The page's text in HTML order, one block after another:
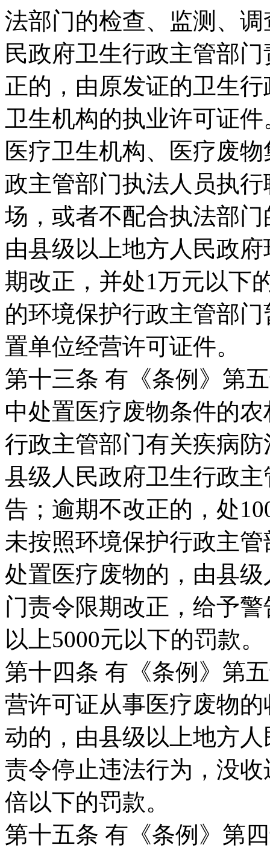
法部门的检查、监测、
民政府卫生行政主管部
正的，由原发证的卫生
卫生机构的执业许可证件
医疗卫生机构、医疗废
政主管部门执法人员执
场，或者不配合执法部
由县级以上地方人民政
期改正，并处1万元以下
的环境保护行政主管部
置单位经营许可证件。
第十三条 有《条例》第
中处置医疗废物条件的
行政主管部门有关疾病
县级人民政府卫生行政
告；逾期不改正的，处
未按照环境保护行政主
处置医疗废物的，由县
门责令限期改正，给予
以上5000元以下的罚款。
第十四条 有《条例》第
营许可证从事医疗废物
动的，由县级以上地方
责令停止违法行为，没
倍以下的罚款。
第十五条 有《条例》第